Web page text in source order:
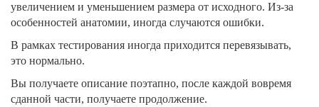
увеличением и уменьшением размера от исходного. Из-за
особенностей анатомии, иногда случаются ошибки.
В рамках тестирования иногда приходится перевязывать,
это нормально.
Вы получаете описание поэтапно, после каждой вовремя
сданной части, получаете продолжение.